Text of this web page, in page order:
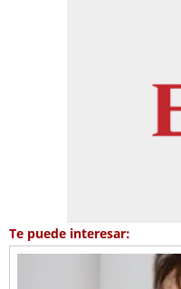
Te puede interesar: